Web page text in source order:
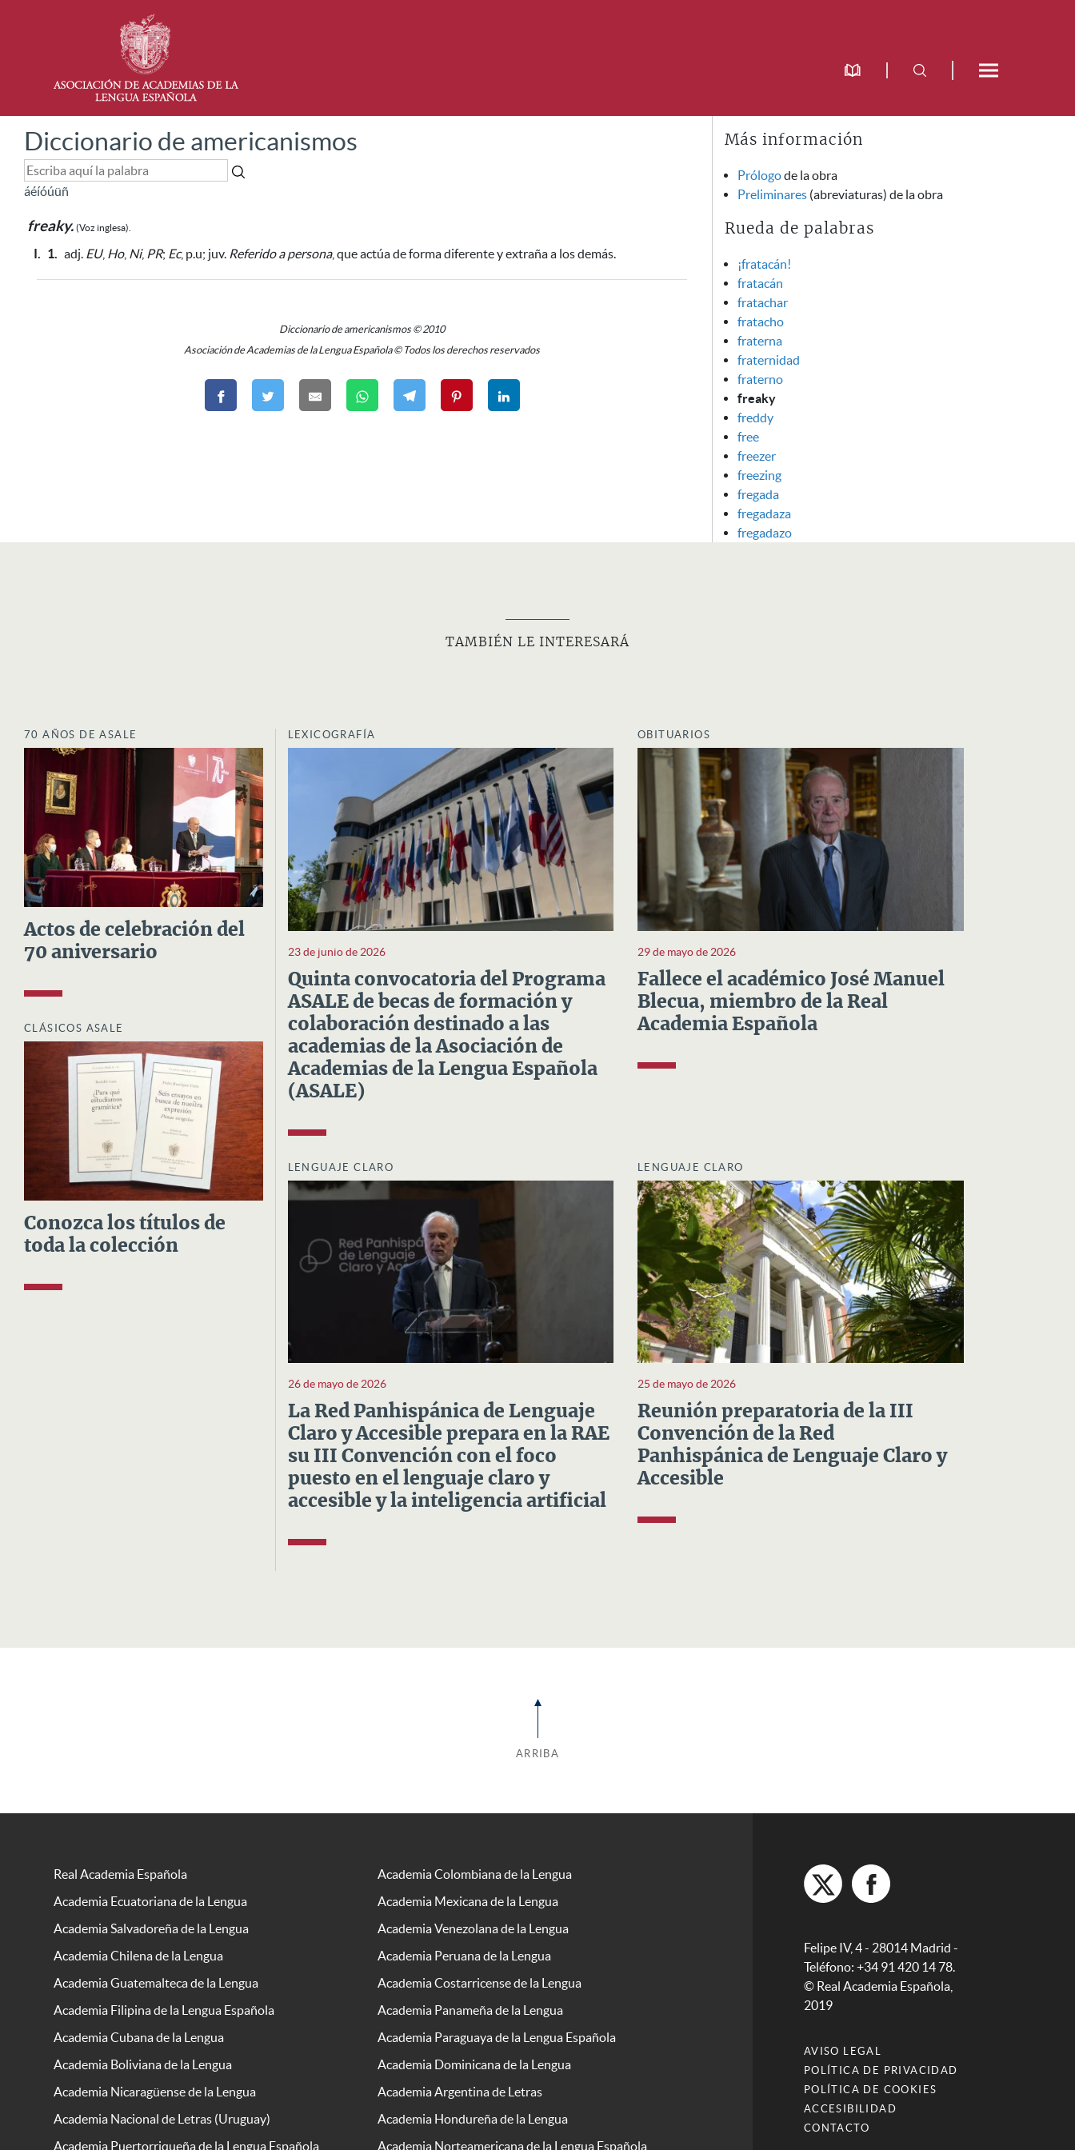
Diccionario de americanismos
áéíóúüñ
freaky. (Voz inglesa).
I. 1. adj. EU, Ho, Ni, PR; Ec, p.u; juv. Referido a persona, que actúa de forma diferente y extraña a los demás.
Diccionario de americanismos © 2010
Asociación de Academias de la Lengua Española © Todos los derechos reservados
Más información
Prólogode la obra
Preliminares (abreviaturas) de la obra
Rueda de palabras
¡fratacán!
fratacán
fratachar
fratacho
fraterna
fraternidad
fraterno
freaky
freddy
free
freezer
freezing
fregada
fregadaza
fregadazo
TAMBIÉN LE INTERESARÁ
70 AÑOS DE ASALE
Actos de celebración del
70 aniversario
CLÁSICOS ASALE
Conozca los títulos de
toda la colección
LEXICOGRAFÍA
23 de junio de 2026
Quinta convocatoria del Programa
ASALE de becas de formación y
colaboración destinado a las
academias de la Asociación de
Academias de la Lengua Española
(ASALE)
OBITUARIOS
29 de mayo de 2026
Fallece el académico José Manuel
Blecua, miembro de la Real
Academia Española
LENGUAJE CLARO
26 de mayo de 2026
La Red Panhispánica de Lenguaje
Claro y Accesible prepara en la RAE
su III Convención con el foco
puesto en el lenguaje claro y
accesible y la inteligencia artificial
LENGUAJE CLARO
25 de mayo de 2026
Reunión preparatoria de la III
Convención de la Red
Panhispánica de Lenguaje Claro y
Accesible
ARRIBA
Real Academia Española
Academia Colombiana de la Lengua
Academia Ecuatoriana de la Lengua
Academia Mexicana de la Lengua
Academia Salvadoreña de la Lengua
Academia Venezolana de la Lengua
Academia Chilena de la Lengua
Academia Peruana de la Lengua
Academia Guatemalteca de la Lengua
Academia Costarricense de la Lengua
Academia Filipina de la Lengua Española
Academia Panameña de la Lengua
Academia Cubana de la Lengua
Academia Paraguaya de la Lengua Española
Academia Boliviana de la Lengua
Academia Dominicana de la Lengua
Academia Nicaragüense de la Lengua
Academia Argentina de Letras
Academia Nacional de Letras (Uruguay)
Academia Hondureña de la Lengua
Academia Puertorriqueña de la Lengua Española
Academia Norteamericana de la Lengua Española
Felipe IV, 4 - 28014 Madrid -
Teléfono: +34 91 420 14 78.
© Real Academia Española,
2019
AVISO LEGAL
POLÍTICA DE PRIVACIDAD
POLÍTICA DE COOKIES
ACCESIBILIDAD
CONTACTO